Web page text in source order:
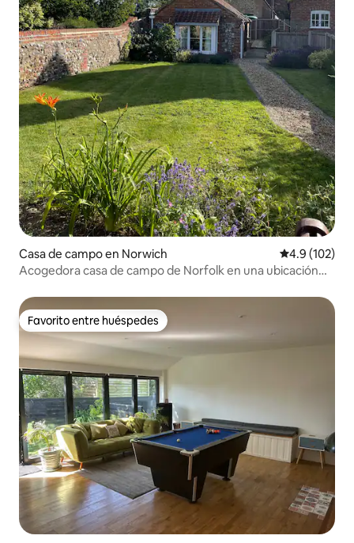
Casa de campo en Norwich Calificación
4.9 (102)
Acogedora casa de campo de Norfolk en una ubicación
Favorito entre huéspedes
Favorito entre huéspedes